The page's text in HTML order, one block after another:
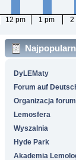
12 pm 1 pm 2
DyLEMaty
Forum auf
Organizacja forum
Lemosfera
Wyszalnia
Hyde Park
Akademia